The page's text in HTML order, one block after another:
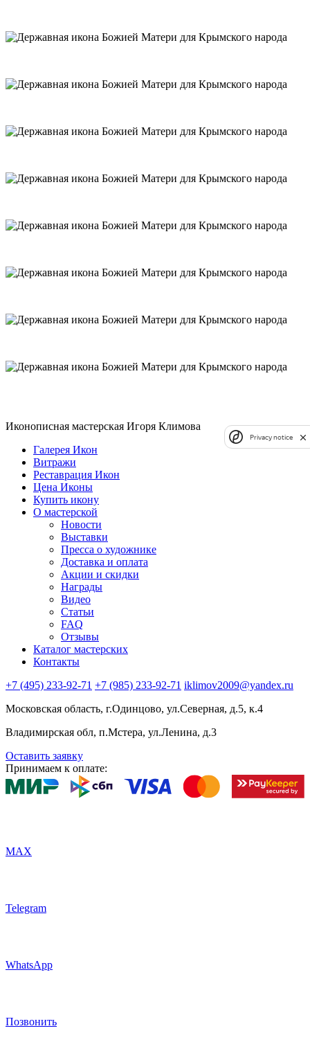
Иконописная мастерская Игоря Климова
Галерея Икон
Витражи
Реставрация Икон
Цена Иконы
Купить икону
О мастерской
Новости
Выставки
Пресса о художнике
Доставка и оплата
Акции и скидки
Награды
Видео
Статьи
FAQ
Отзывы
Каталог мастерских
Контакты
+7 (495) 233-92-71 +7 (985) 233-92-71 iklimov2009@yandex.ru
Московская область, г.Одинцово, ул.Северная, д.5, к.4
Владимирская обл, п.Мстера, ул.Ленина, д.3
Оставить заявку
Принимаем к оплате:
MAX
Telegram
WhatsApp
Позвонить
Privacy notice